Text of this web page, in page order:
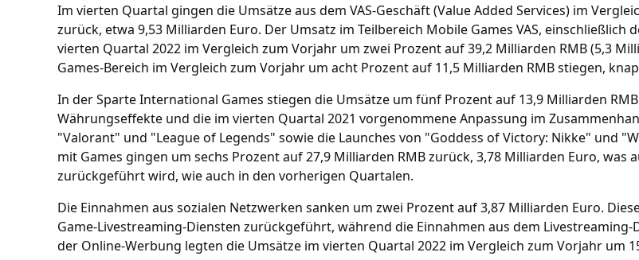
Im vierten Quartal gingen die Umsätze aus dem VAS-Geschäft (Value Added Services) im
zurück, etwa 9,53 Milliarden Euro. Der Umsatz im Teilbereich Mobile Games VAS,
vierten Quartal 2022 im Vergleich zum Vorjahr um zwei Prozent auf 39,2 Milliarden RMB (5,3
Games-Bereich im Vergleich zum Vorjahr um acht Prozent auf 11,5 Milliarden RMB stiegen,
In der Sparte International Games stiegen die Umsätze um fünf Prozent auf 13,9 Milliarden
Währungseffekte und die im vierten Quartal 2021 vorgenommene Anpassung im
"Valorant" und "League of Legends" sowie die Launches von "Goddess of Victory: Nikke" und
mit Games gingen um sechs Prozent auf 27,9 Milliarden RMB zurück, 3,78 Milliarden Euro,
zurückgeführt wird, wie auch in den vorherigen Quartalen.
Die Einnahmen aus sozialen Netzwerken sanken um zwei Prozent auf 3,87 Milliarden Euro.
Game-Livestreaming-Diensten zurückgeführt, während die Einnahmen aus dem
der Online-Werbung legten die Umsätze im vierten Quartal 2022 im Vergleich zum Vorjahr um